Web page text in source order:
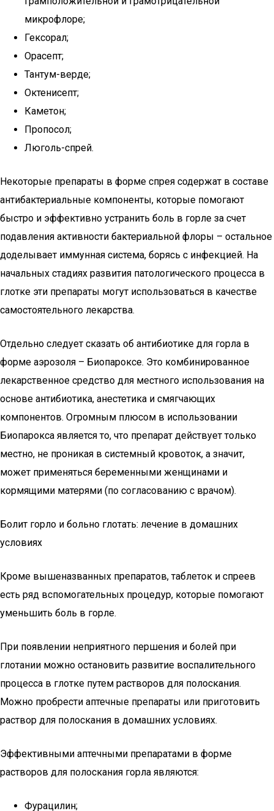
микрофлоре;
Гексорал;
Орасепт;
Тантум-верде;
Октенисепт;
Каметон;
Пропосол;
Люголь-спрей.
Некоторые препараты в форме спрея содержат в составе
антибактериальные компоненты, которые помогают
быстро и эффективно устранить боль в горле за счет
подавления активности бактериальной флоры – остальное
доделывает иммунная система, борясь с инфекцией. На
начальных стадиях развития патологического процесса в
глотке эти препараты могут использоваться в качестве
самостоятельного лекарства.
Отдельно следует сказать об антибиотике для горла в
форме аэрозоля – Биопароксе. Это комбинированное
лекарственное средство для местного использования на
основе антибиотика, анестетика и смягчающих
компонентов. Огромным плюсом в использовании
Биопарокса является то, что препарат действует только
местно, не проникая в системный кровоток, а значит,
может применяться беременными женщинами и
кормящими матерями (по согласованию с врачом).
Болит горло и больно глотать: лечение в домашних
условиях
Кроме вышеназванных препаратов, таблеток и спреев
есть ряд вспомогательных процедур, которые помогают
уменьшить боль в горле.
При появлении неприятного першения и болей при
глотании можно остановить развитие воспалительного
процесса в глотке путем растворов для полоскания.
Можно пробрести аптечные препараты или приготовить
раствор для полоскания в домашних условиях.
Эффективными аптечными препаратами в форме
растворов для полоскания горла являются:
Фурацилин;